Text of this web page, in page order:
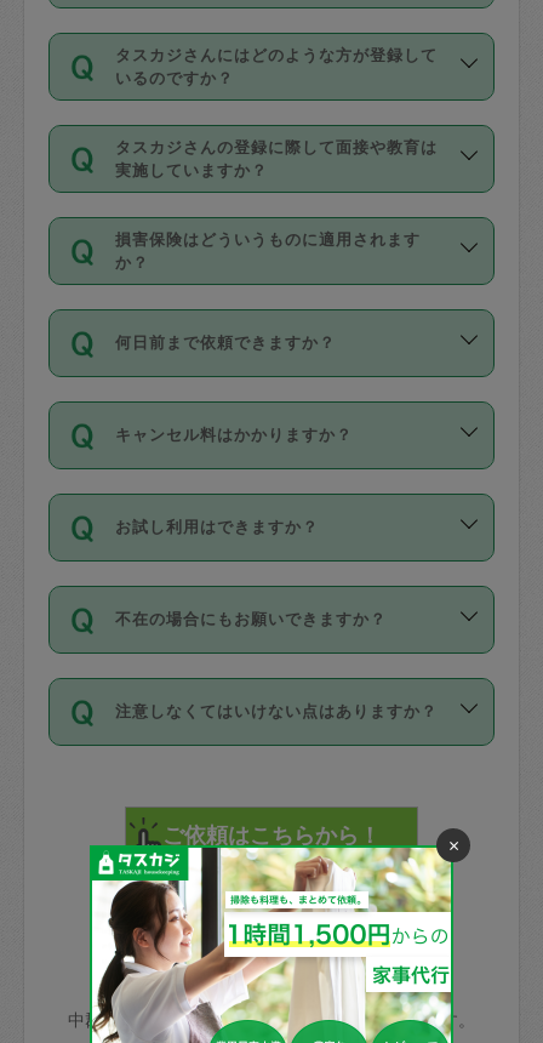
なお、タスカジさんの交通費も、依頼料
金のご請求と合わせてお支払いとなりま
動計算で表示されます。
（例：毎週定期の場合は３回以上のキャ
ンセルが有償（1200円、隔週定期の場合
は２回以上のキャンセルが有償（1200
・ＡＭ ９時～１２時
・ＰＭ １３時～１６時
・夜 １８時～２１時
開始時間を２時間前後変更することが可
能です。依頼送信後、個別にタスカジさ
んにメッセージを送り調整してくださ
い。ただし、２時間を越えての調整はで
時間も被らない場合、損害保険の対象外
掃除、整理収納、洗濯、買い物、料理、
作り置きです。タスカジさんによってで
きる仕事の範囲が異なりますので、依頼
する前にタスカジさんのプロフィールで
確認してください。
基本的に、高所での作業や危険作業、屋
外での作業は対象外です。
タスカジさんにはどのような方が登録して
いるのですか？
主婦として長年の家事経験をお持ちの
方、栄養士・調理師といった資格者で保
育園や学校の給食やレストランで料理関
係の専門職に従事されていた方、日本で
すでにハウスキーパーや英語の先生とし
てお仕事をしているフィリピン出身の
社員など様々なバックグラウンドの方が
登録しています。
日本語も話せる方など様々です。
ールに記載していますので、各自の得意
を依頼してください。
タスカジさんの登録に際して面接や教育は
実施していますか？
応募の際に、各自事務局との面接と説明
を行っています。その後、身分証明書の
写真提出をしていただいています。外国
確認しています。タスカジさんトレーニ
ング動画を使ったセルフトレーニングの
現場トライアルを受け、合格したタスカ
ジさんが活動されています。
※テストセンターの講評は１件目のレビュ
参考
【詳細】タスカジさんの登録に際
損害保険はどういうものに適用されます
か？
依頼者とタスカジさんとの間でタスカジ
を通して成立した作業時間内での作業に
適用されます。作業範囲は、掃除、洗
です。作業中に物を壊したり、人にけが
をさせたりした場合が対象で、補償金額
す。
写真を撮り、
詳細FAQ：
損害賠償保険について教えて
何日前まで依頼できますか？
ご依頼は、現在を起点に3日後（72時間
以降）の日時から受付可能となっていま
す。
タスカジさんへ「募集」をかけることが
可能です。
キャンセル料はかかりますか？
キャンセル料には、以下の2種類がありま
す。
1. 直前キャンセル（定期、スポット契約
共通）
72時間を超える※と、以下のキャンセル
料が発生します。
直前キャンセル料：
72時間前〜24時間前＝依頼料金の50%
24時間前～1時間前＝依頼金額の100%
1時間前〜実施時間＝依頼金額の100%＋
交通費全額
依頼者不在による当日キャンセル＝依頼
金額の100%＋交通費全額
お試し利用はできますか？
「お試し利用」というメニューはありま
せんが、「一回のみ」依頼を活用するこ
とによって、気に入ったタスカジさんを
まず、条件の合う気になるタスカジさ
みてください。
その後、一番気に入ったタスカジさんに
「定期（毎週・隔週）」依頼をしてくだ
さい。
不在の場合にもお願いできますか？
不在の場合の作業はタスカジさんの同意
が必要です。数回の依頼ののち、タスカ
ジさんと依頼者の間で十分な信頼関係が
てください。
不在時に部屋に入るためにタスカジさん
に鍵を預ける必要がありますが、タスカ
ジさんが紛失した鍵によって二次的な損
害（たとえば、第三者の侵入など）が起
きた場合は損害保険の対象外となるので
ご注意ください。
注意しなくてはいけない点はありますか？
で、必ず鍵のかかるロッカーや金庫に入
れて依頼者の責任の元管理するよう心掛
けてください。
※パスポート、クレジットカード、銀行カ
ード、5千円以上のアクセサリー、500円
玉、など
あわせてこちらも参照ください：初めて
中郡の家事代行ご利用状況
中郡のタスカジの利用データを元に掲載しています。
×